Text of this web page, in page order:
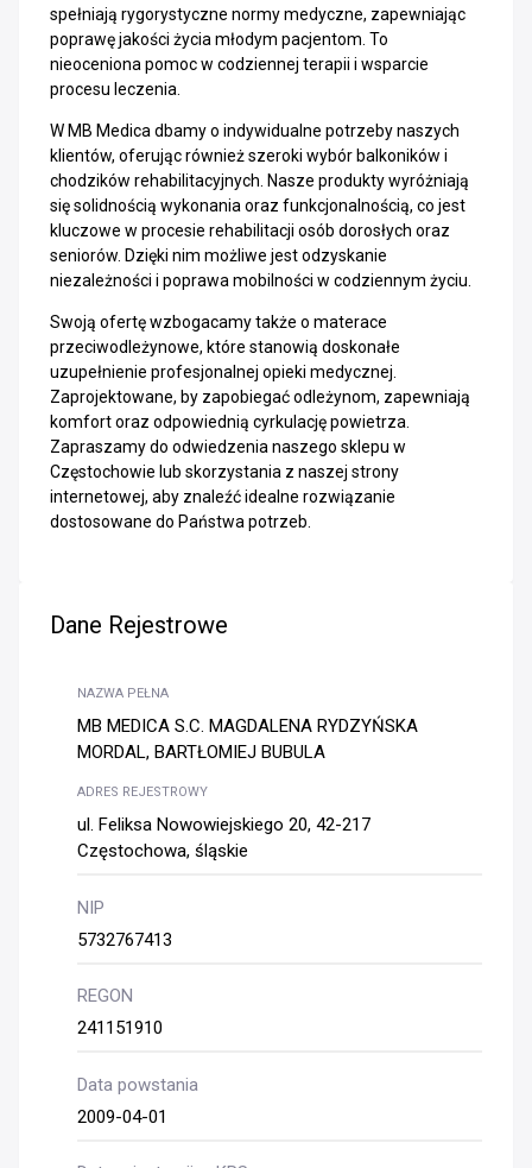
spełniają rygorystyczne normy medyczne, zapewniając
poprawę jakości życia młodym pacjentom. To
nieoceniona pomoc w codziennej terapii i wsparcie
procesu leczenia.
W MB Medica dbamy o indywidualne potrzeby naszych
klientów, oferując również szeroki wybór balkoników i
chodzików rehabilitacyjnych. Nasze produkty wyróżniają
się solidnością wykonania oraz funkcjonalnością, co jest
kluczowe w procesie rehabilitacji osób dorosłych oraz
seniorów. Dzięki nim możliwe jest odzyskanie
niezależności i poprawa mobilności w codziennym życiu.
Swoją ofertę wzbogacamy także o materace
przeciwodleżynowe, które stanowią doskonałe
uzupełnienie profesjonalnej opieki medycznej.
Zaprojektowane, by zapobiegać odleżynom, zapewniają
komfort oraz odpowiednią cyrkulację powietrza.
Zapraszamy do odwiedzenia naszego sklepu w
Częstochowie lub skorzystania z naszej strony
internetowej, aby znaleźć idealne rozwiązanie
dostosowane do Państwa potrzeb.
Dane Rejestrowe
NAZWA PEŁNA
MB MEDICA S.C. MAGDALENA RYDZYŃSKA
MORDAL, BARTŁOMIEJ BUBULA
ADRES REJESTROWY
ul. Feliksa Nowowiejskiego 20, 42-217
Częstochowa, śląskie
NIP
5732767413
REGON
241151910
Data powstania
2009-04-01